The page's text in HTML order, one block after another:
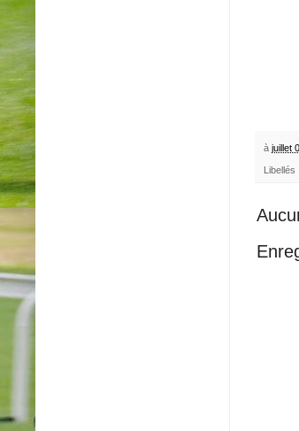
à juillet
Libellés :